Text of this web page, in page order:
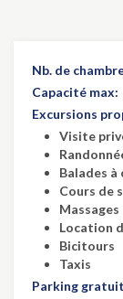
Nb. de
Capacité max:
Excursions
Visite
Balades à
Cours de
Massages
Location
Bicitours
Taxis
Parking